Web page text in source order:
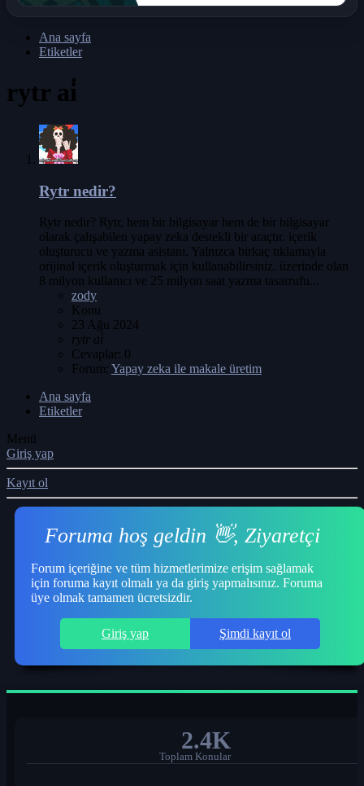
Ana sayfa
Etiketler
rytr ai̇
Rytr nedir?
Rytr nedir? Rytr, hem bir bilgisayar hem de bir bilgisayar
olarak çalışabilen yapay zeka destekli bir araçtır. içerik
oluşturucu ve yazma asistanı. Yalnızca birkaç tıklamayla
orijinal içerik oluşturmak için kullanabilirsiniz. üzerinde olan
8 milyon kullanıcı ve 25 milyon saat yazma tasarrufu...
zody
Konu
23 Ağu 2024
rytr ai̇
Cevaplar: 0
Forum: Yapay zeka ile makale üretim
Ana sayfa
Etiketler
Menü
Giriş yap
Kayıt ol
Foruma hoş geldin 👋, Ziyaretçi
Forum içeriğine ve tüm hizmetlerimize erişim sağlamak
için foruma kayıt olmalı ya da giriş yapmalısınız. Foruma
üye olmak tamamen ücretsizdir.
Giriş yap Şimdi kayıt ol
2.4K
Toplam Konular